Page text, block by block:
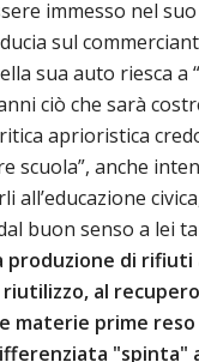
immesso nel
sul
sua auto riesca a
ciò che sarà
aprioristica
scuola”, anche
all’educazione
buon senso a lei
produzione di rifiuti
al
materie prime reso
"spinta"